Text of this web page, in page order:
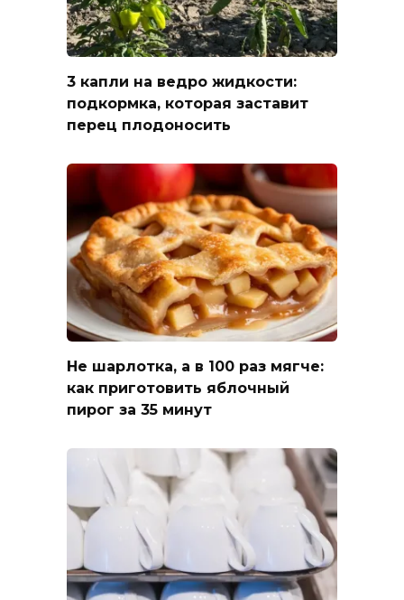
3 капли на ведро жидкости:
подкормка, которая заставит
перец плодоносить
Не шарлотка, а в 100 раз мягче:
как приготовить яблочный
пирог за 35 минут